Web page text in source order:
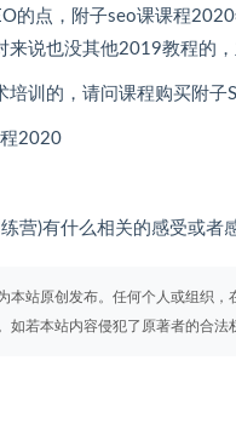
，附子seo课课程
也没其他2019教程的
训的，请问课程购买附
2020
相关的感受或者感悟没
站原创发布。任何个人或组织，
若本站内容侵犯了原著者的合法